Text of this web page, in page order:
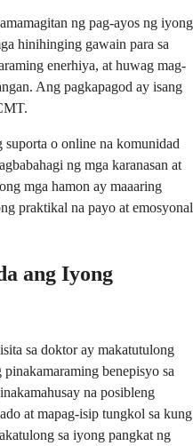
ng pag-ayos ng iyong
hinihinging gawain para sa
enerhiya, at huwag mag-
Ang pagkapagod ay isang
suporta o online na komunidad
ng mga karanasan at
mga hamon ay maaaring
praktikal na payo at emosyonal
ang Iyong
sa doktor ay makatutulong
benepisyo sa
na posibleng
at mapag-isip tungkol sa kung
sa iyong pangkat ng